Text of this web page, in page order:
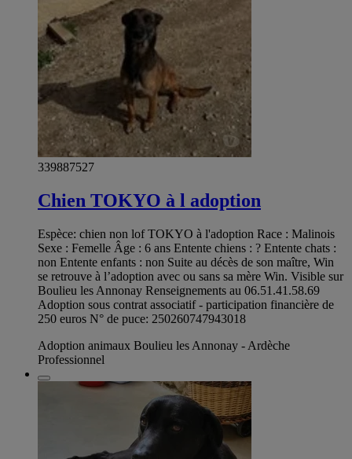
339887527
Chien TOKYO à l adoption
Espèce: chien non lof TOKYO à l'adoption Race : Malinois
Sexe : Femelle Âge : 6 ans Entente chiens : ? Entente chats :
non Entente enfants : non Suite au décès de son maître, Win
se retrouve à l’adoption avec ou sans sa mère Win. Visible sur
Boulieu les Annonay Renseignements au 06.51.41.58.69
Adoption sous contrat associatif - participation financière de
250 euros N° de puce: 250260747943018
Adoption animaux Boulieu les Annonay - Ardèche
Professionnel